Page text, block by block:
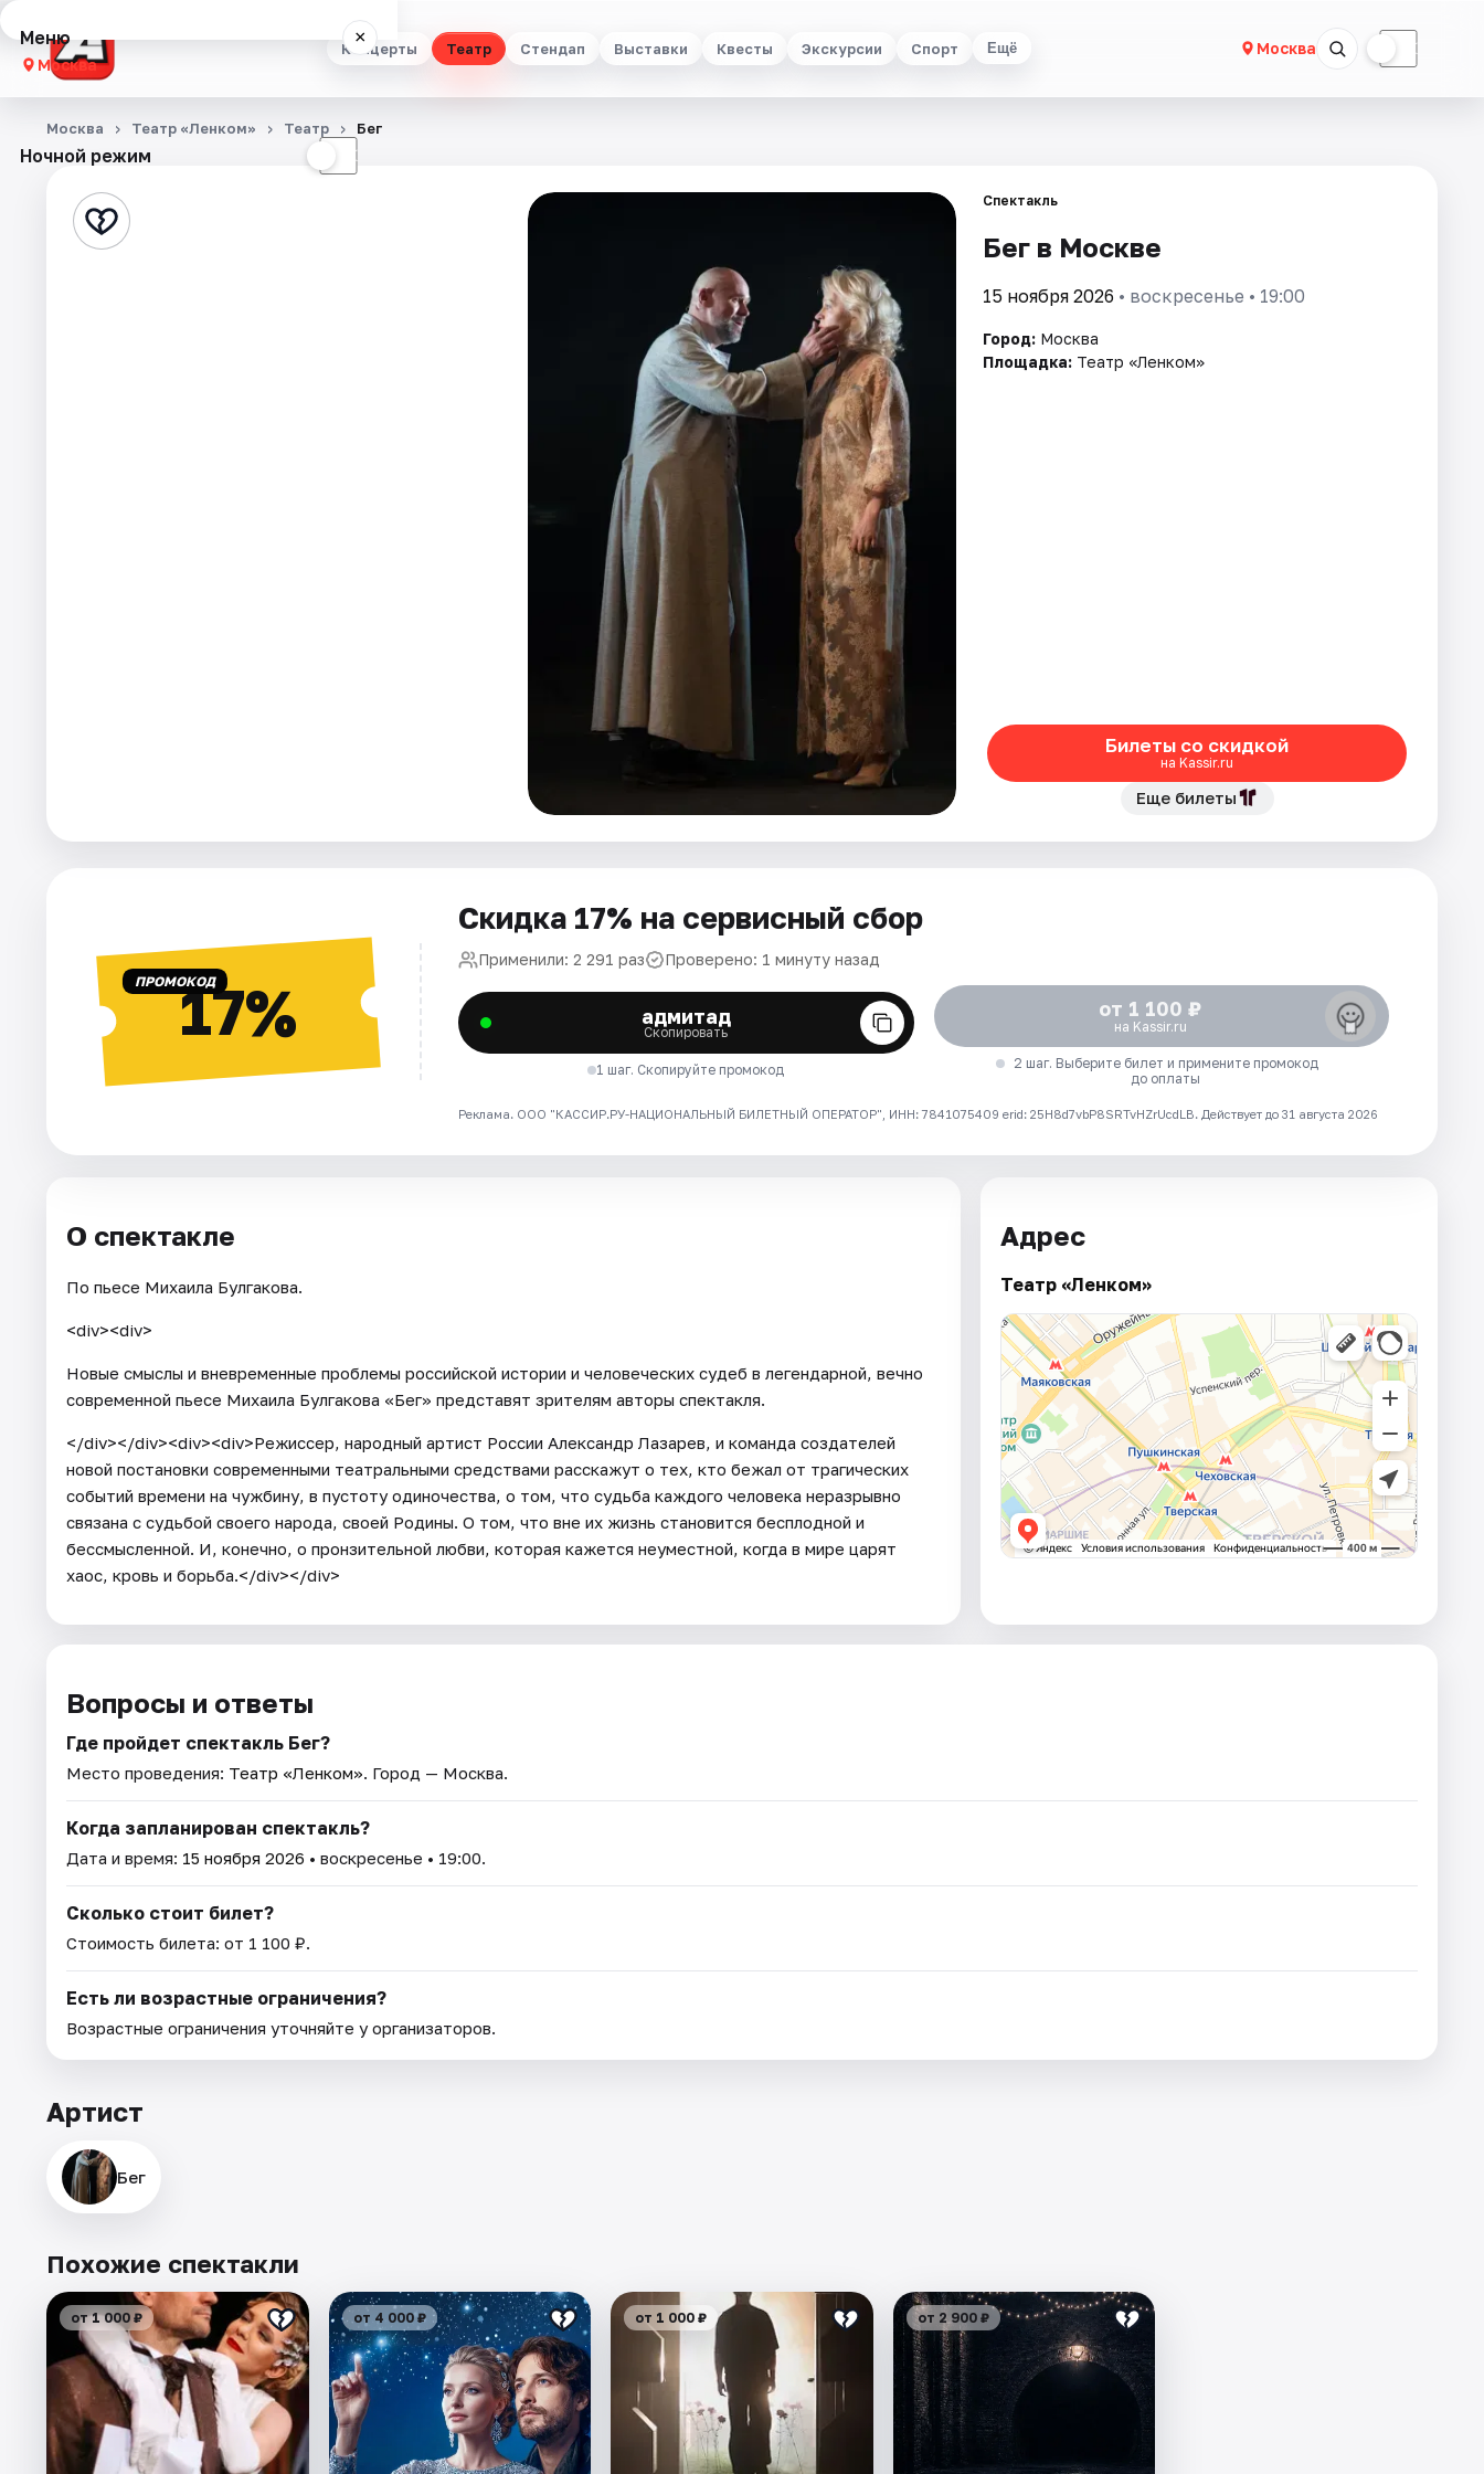
Концерты Театр Стендап Выставки Квесты Экскурсии Спорт Ещё Москва ☾
Меню ×
Москва
Концерты
Стендап
Ночной режим ☾
Москва Театр «Ленком» Театр Бег
Спектакль
Бег в Москве
15 ноября 2026 • воскресенье • 19:00
Город: Москва
Площадка: Театр «Ленком»
Билеты со скидкой
на Kassir.ru
Еще билеты
ПРОМОКОД17%
Скидка 17% на сервисный сбор
Применили: 2 291 раз Проверено: 1 минуту назад
адмитад
Скопировать
1 шаг. Скопируйте промокод
от 1 100 ₽
на Kassir.ru
2 шаг. Выберите билет и примените промокод
до оплаты
Реклама. ООО "КАССИР.РУ-НАЦИОНАЛЬНЫЙ БИЛЕТНЫЙ ОПЕРАТОР", ИНН: 7841075409 erid: 25H8d7vbP8SRTvHZrUcdLB. Действует до 31 августа 2026
О спектакле
По пьесе Михаила Булгакова.
<div><div>
Новые смыслы и вневременные проблемы российской истории и человеческих судеб в легендарной, вечно
современной пьесе Михаила Булгакова «Бег» представят зрителям авторы спектакля.
</div></div><div><div>Режиссер, народный артист России Александр Лазарев, и команда создателей
новой постановки современными театральными средствами расскажут о тех, кто бежал от трагических
событий времени на чужбину, в пустоту одиночества, о том, что судьба каждого человека неразрывно
связана с судьбой своего народа, своей Родины. О том, что вне их жизнь становится бесплодной и
бессмысленной. И, конечно, о пронзительной любви, которая кажется неуместной, когда в мире царят
хаос, кровь и борьба.</div></div>
Адрес
Театр «Ленком»
Вопросы и ответы
Где пройдет спектакль Бег?
Место проведения: Театр «Ленком» . Город — Москва.
Когда запланирован спектакль?
Дата и время: 15 ноября 2026 • воскресенье • 19:00.
Сколько стоит билет?
Стоимость билета: от 1 100 ₽.
Есть ли возрастные ограничения?
Возрастные ограничения уточняйте у организаторов.
Артист
Бег
Похожие спектакли
от 1 000 ₽ от 4 000 ₽ от 1 000 ₽ от 2 900 ₽